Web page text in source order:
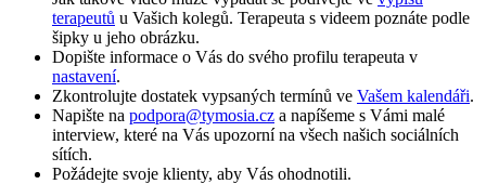
terapeutů u Vašich kolegů. Terapeuta s videem poznáte podle
šipky u jeho obrázku.
Dopište informace o Vás do svého profilu terapeuta v
nastavení.
Zkontrolujte dostatek vypsaných termínů ve Vašem kalendáři.
Napište na podpora@tymosia.cz a napíšeme s Vámi malé
interview, které na Vás upozorní na všech našich sociálních
sítích.
Požádejte svoje klienty, aby Vás ohodnotili.